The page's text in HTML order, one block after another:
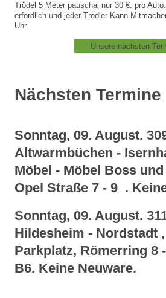
Trödel 5 Meter pauschal nur 30 €. pro
erfordlich und jeder Trödler Kann
Uhr.
Unsere nächsten
Nächsten Termine
Sonntag, 09. August.
Altwarmbüchen -
Möbel - Möbel Boss
Opel Straße 7 - 9 .
Sonntag, 09. August.
Hildesheim - Nordstadt
Parkplatz, Römerring 8
B6. Keine Neuware.